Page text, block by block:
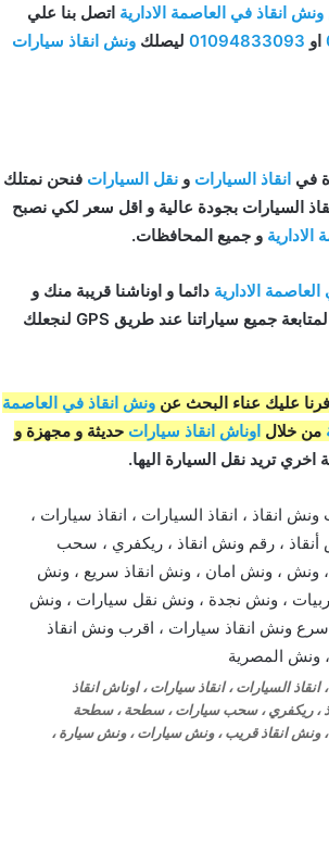
انقاذ في العاصمة الادارية اتصل بنا علي
او 01094833093 ليصلك ونش انقاذ سيارات
في انقاذ السيارات و نقل السيارات فنحن نمتلك
السيارات بجودة عالية و اقل سعر لكي نصبح
و جميع المحافظات.
الادارية دائما و اوناشنا قريبة منك و
نقدم خدماتنا باعلي جودة و اقل سعر و كما نوفر حدث التقنيات دائما لمتابعة جميع سياراتنا عند طريق GPS لنجعلك
عليك عناء البحث عن ونش انقاذ في العاصمة
من خلال اوناش انقاذ سيارات حديثة و مجهزة و
تريد نقل السيارة اليها.
السيارات ، انقاذ سيارات ، اوناش انقاذ
، ريكفري ، سحب سيارات ، سطحة ، سطحة
ونش انقاذ قريب ، ونش سيارات ، ونش سيارة ،